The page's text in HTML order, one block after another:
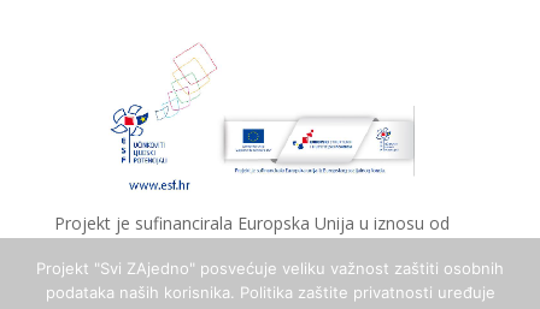
Projekt je sufinancirala Europska Unija u iznosu od
Sadržaj teksta isključiva je odgovornost Grada Đakova.
Projekt "Svi ZAjedno" posvećuje veliku važnost zaštiti osobnih
podataka naših korisnika. Politika zaštite privatnosti uređuje